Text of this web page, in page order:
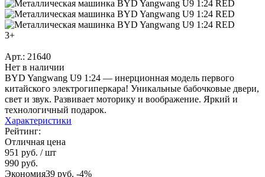
3+
Арт.: 21640
Нет в наличии
BYD Yangwang U9 1:24 — инерционная модель первого
китайского электрогиперкара! Уникальные бабочковые двери,
свет и звук. Развивает моторику и воображение. Яркий и
технологичный подарок.
Характеристики
Рейтинг:
Отличная цена
951 руб. / шт
990 руб.
Экономия39 руб. -4%